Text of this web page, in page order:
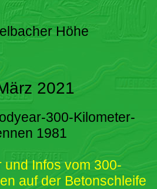
Höhe
2021
300-Kilometer-
1981
und Infos vom 300-
auf der Betonschleife